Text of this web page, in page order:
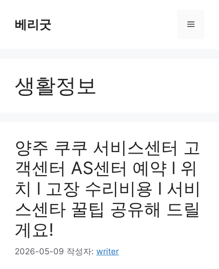
베리굿 메
생활정보
양주 쿠쿠 서비스센터 고
객센터 AS센터 예약 l 위
치 l 고장 수리비용 l 서비
스센타 꿀팁 공유해 드릴
게요!
2026-05-09 작성자: writer